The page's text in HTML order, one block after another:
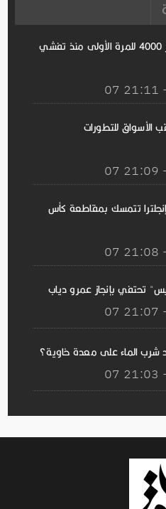
إيبولا.. الإصابات تتجاوز 4000 للمرة الأولى منذ تفشي
للتطورات
إنجلترا تتمسك بمقاطعة كأس
تحتفي بإنجاز عمرو دياب
شرب الماء على معدة خاوية؟